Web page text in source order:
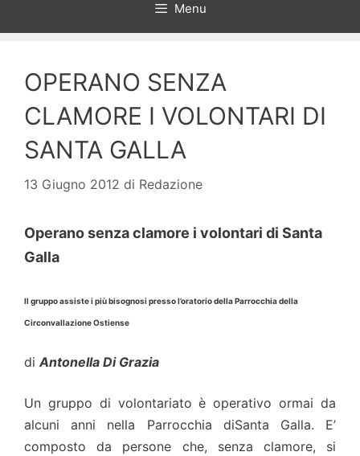
Menu
OPERANO SENZA
CLAMORE I VOLONTARI DI
SANTA GALLA
13 Giugno 2012 di Redazione
Operano senza clamore i volontari di Santa
Galla
Il gruppo assiste i più bisognosi presso l’oratorio della Parrocchia della
Circonvallazione Ostiense
diAntonella Di Grazia
Un gruppo di volontariato è operativo ormai da
alcuni anni nella Parrocchia diSanta Galla. E’
composto da persone che, senza clamore, si